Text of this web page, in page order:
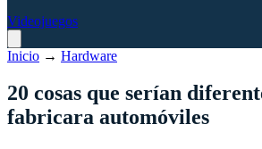
Videojuegos
Inicio → Hardware
20 cosas que serían
fabricara automóviles